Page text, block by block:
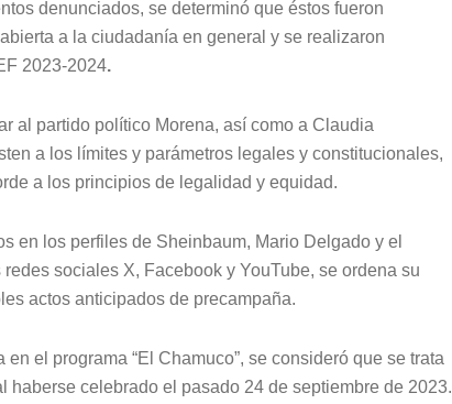
denunciados, se determinó que éstos fueron
a la ciudadanía en general y se realizaron
2023-2024.
al partido político Morena, así como a Claudia
a los límites y parámetros legales y constitucionales,
a los principios de legalidad y equidad.
en los perfiles de Sheinbaum, Mario Delgado y el
sociales X, Facebook y YouTube, se ordena su
actos anticipados de precampaña.
el programa “El Chamuco”, se consideró que se trata
haberse celebrado el pasado 24 de septiembre de 2023.